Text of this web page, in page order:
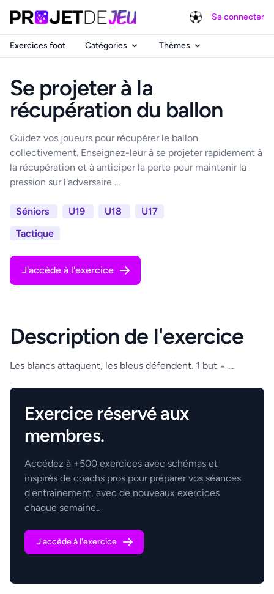
Se connecter
Exercices foot Catégories Thèmes
Se projeter à la
récupération du ballon
Guidez vos joueurs pour récupérer le ballon
collectivement. Enseignez-leur à se projeter rapidement à
la récupération et à anticiper la perte pour maintenir la
pression sur l'adversaire ...
Séniors U19 U18
U17
Tactique
J'accède à l'exercice
Description de l'exercice
Les blancs attaquent, les bleus défendent. 1 but = ...
.
Exercice réservé aux
membres.
Accédez à +500 exercices avec schémas et
inspirés de coachs pros pour préparer vos séances
d'entrainement, avec de nouveaux exercices
chaque semaine..
J'accède à l'exercice